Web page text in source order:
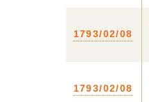
1793/02/08
1793/02/08